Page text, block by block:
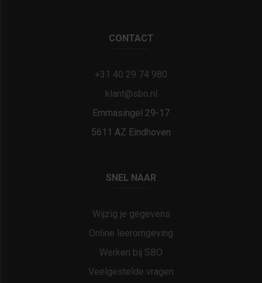
CONTACT
+31 40 29 74 980
klant@sbo.nl
Emmasingel 29-17
5611 AZ Eindhoven
SNEL NAAR
Wijzig je gegevens
Online leeromgeving
Werken bij SBO
Veelgestelde vragen